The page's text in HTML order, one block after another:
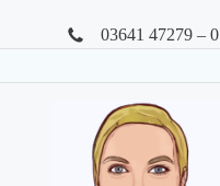
03641 47279 – 0